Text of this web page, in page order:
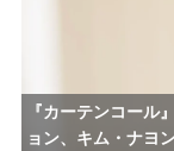
『カーテンコール
ョン、キム・ナヨ